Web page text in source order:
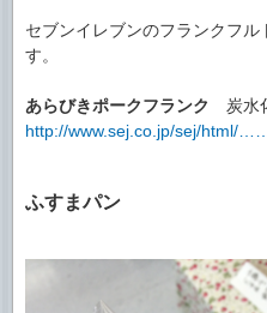
セブンイレブンのフランクフル
す。
あらびきポークフランク 炭水
http://www.sej.co.jp/sej/html/
ふすまパン